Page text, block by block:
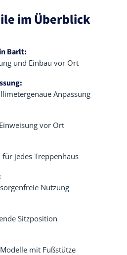
im Überblick
Barlt:
und Einbau vor Ort
Anpassung
vor Ort
für jedes Treppenhaus
Nutzung
Sitzposition
mit Fußstütze